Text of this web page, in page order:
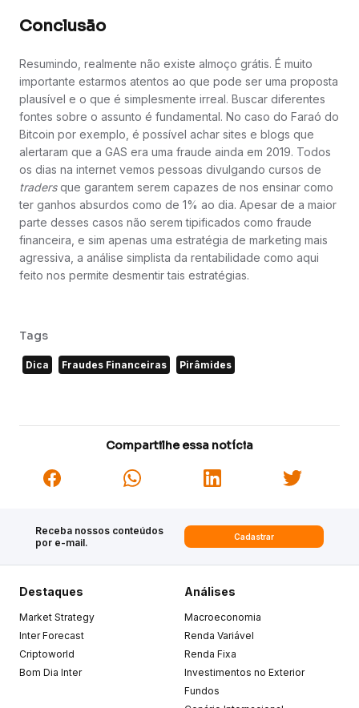
Conclusão
Resumindo, realmente não existe almoço grátis. É muito
importante estarmos atentos ao que pode ser uma proposta
plausível e o que é simplesmente irreal. Buscar diferentes
fontes sobre o assunto é fundamental. No caso do Faraó do
Bitcoin por exemplo, é possível achar sites e blogs que
alertaram que a GAS era uma fraude ainda em 2019. Todos
os dias na internet vemos pessoas divulgando cursos de
tradersque garantem serem capazes de nos ensinar como
ter ganhos absurdos como de 1% ao dia. Apesar de a maior
parte desses casos não serem tipificados como fraude
financeira, e sim apenas uma estratégia de marketing mais
agressiva, a análise simplista da rentabilidade como aqui
feito nos permite desmentir tais estratégias.
Tags
Dica Fraudes Financeiras Pirâmides
Compartilhe essa notícia
Receba nossos conteúdos
por e-mail.
Cadastrar
Destaques
Market Strategy
Inter Forecast
Criptoworld
Bom Dia Inter
Análises
Macroeconomia
Renda Variável
Renda Fixa
Investimentos no Exterior
Fundos